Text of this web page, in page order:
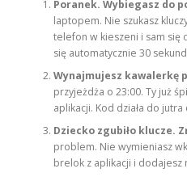
Poranek. Wybiegasz do
laptopem. Nie szukasz
telefon w kieszeni i sam się
się automatycznie 30
Wynajmujesz kawalerkę
przyjeżdża o 23:00. Ty już
aplikacji. Kod działa do jutra
Dziecko zgubiło klucze.
problem. Nie wymieniasz
brelok z aplikacji i dodajesz